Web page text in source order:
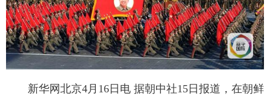
新华电视中文 新华电视英文 返回PC
新华网北京4月16日电 据朝中社15日报道，在朝鲜